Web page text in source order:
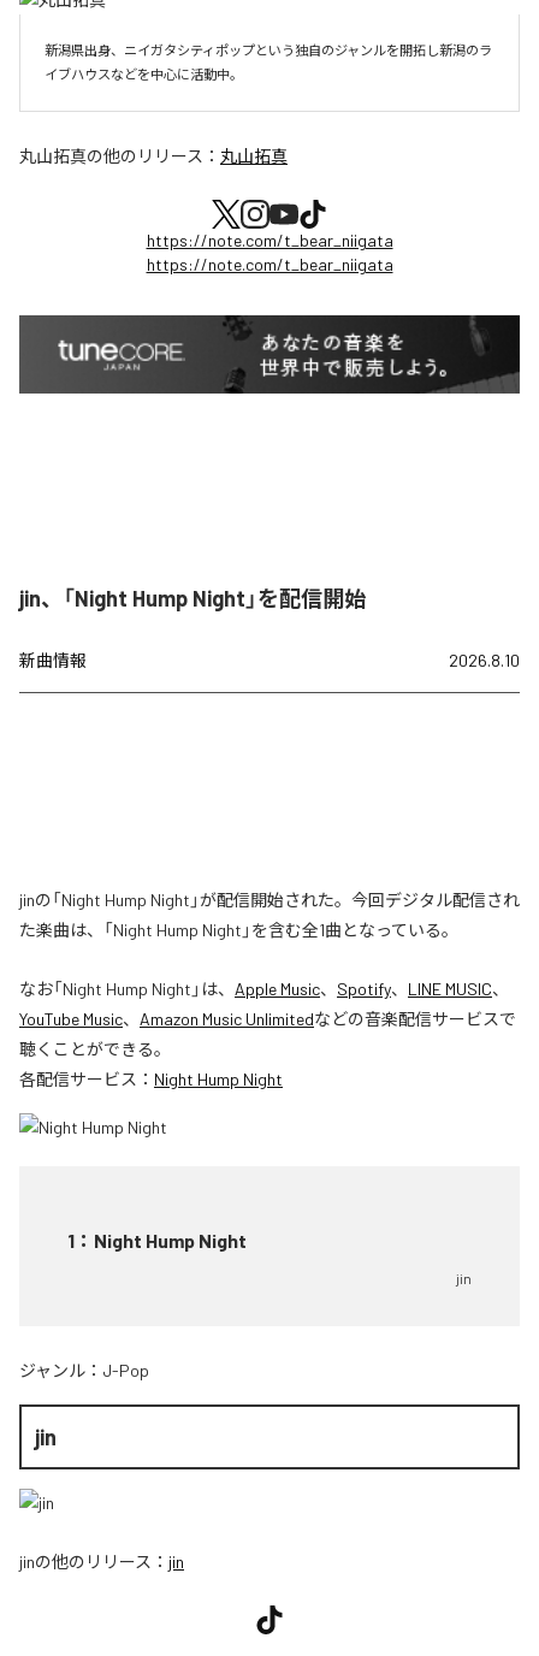
新潟県出身、ニイガタシティポップという独自のジャンルを開拓し新潟のラ
イブハウスなどを中心に活動中。
丸山拓真の他のリリース： 丸山拓真
https://note.com/t_bear_niigata
https://note.com/t_bear_niigata
jin、「Night Hump Night」を配信開始
新曲情報 2026.8.10
jinの「Night Hump Night」が配信開始された。今回デジタル配信され
た楽曲は、「Night Hump Night」を含む全1曲となっている。
なお「Night Hump Night 」は、 Apple Music、 Spotify、 LINE MUSIC、
YouTube Music、 Amazon Music Unlimitedなどの音楽配信サービスで
聴くことができる。
各配信サービス： Night Hump Night
1 ： Night Hump Night
jin
ジャンル： J-Pop
jin
jinの他のリリース： jin